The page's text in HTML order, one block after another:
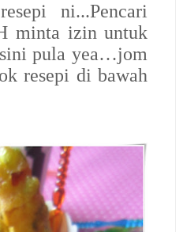
ni...Pencari
minta izin untuk
pula yea…jom
resepi di bawah